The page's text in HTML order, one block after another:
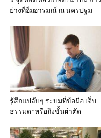
ย่างที่อิ่มอารมณ์ ณ นครปฐม
รู้สึกแปล๊บๆ ระบมที่ข้อมือ เจ็บ
ธรรมดาหรือถึงขั้นผ่าตัด